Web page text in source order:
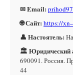
✉ Email:
🌐 Сайт: https://
👤 Настоятель:
🏛 Юридический
690091. Россия.
44